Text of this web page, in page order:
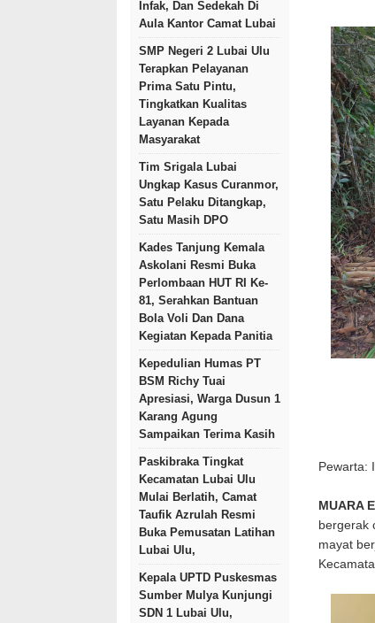
Infak, Dan Sedekah Di
Aula Kantor Camat Lubai
SMP Negeri 2 Lubai Ulu
Terapkan Pelayanan
Prima Satu Pintu,
Tingkatkan Kualitas
Layanan Kepada
Masyarakat
Tim Srigala Lubai
Ungkap Kasus Curanmor,
Satu Pelaku Ditangkap,
Satu Masih DPO
Kades Tanjung Kemala
Askolani Resmi Buka
Perlombaan HUT RI Ke-
81, Serahkan Bantuan
Bola Voli Dan Dana
Kegiatan Kepada Panitia
Kepedulian Humas PT
BSM Richy Tuai
Apresiasi, Warga Dusun 1
Karang Agung
Sampaikan Terima Kasih
Paskibraka Tingkat
Kecamatan Lubai Ulu
Mulai Berlatih, Camat
Taufik Azrulah Resmi
Buka Pemusatan Latihan
Lubai Ulu,
Kepala UPTD Puskesmas
Sumber Mulya Kunjungi
SDN 1 Lubai Ulu,
Pewarta:
MUARA
bergerak
mayat